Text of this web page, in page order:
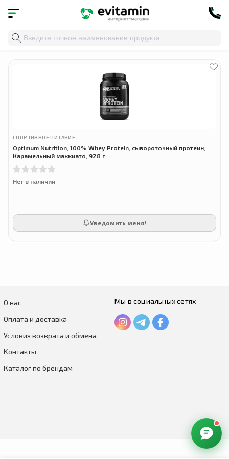
Главная » 100% whey protein
СПОРТИВНОЕ ПИТАНИЕ
Optimum Nutrition, 100% Whey Protein, сывороточный протеин,
Карамельный маккиато, 928 г
Нет в наличии
Уведомить меня!
О нас
Оплата и доставка
Условия возврата и обмена
Контакты
Каталог по брендам
Мы в социальных сетях